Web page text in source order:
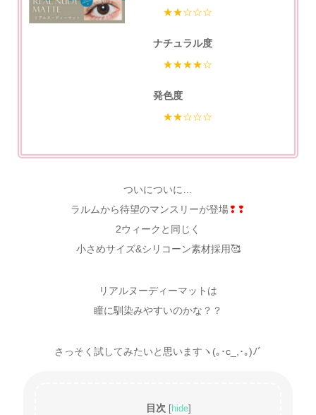
★★☆☆☆
ナチュラル度
★★★★☆
発色度
★★☆☆☆
ついについに…
ラルムから待望のマンスリーが登場❢❢
2ウィークと同じく
小さめサイズ&シリコーン素材採用🥰
リアルヌーディーマットは
瞳に馴染みやすいのかな？？
さっそく試してみたいと思いますヽ(｡･c_,･｡)ﾉﾞ
目次 hide